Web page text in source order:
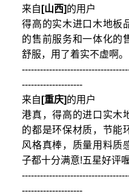
来自 [山西]的用户
得高的实木进口木地板
的售前服务和一体化的
舒服，用了着实不虚啊。
--------------------
来自 [重庆]的用户
港真，得高的进口实木
的都是环保材质，节能
风格真棒，质量用料质
子都十分满意!五星好评
--------------------